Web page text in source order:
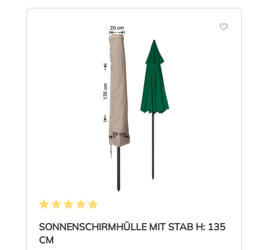
SONNENSCHIRMHÜLLE MIT STAB H: 135
CM